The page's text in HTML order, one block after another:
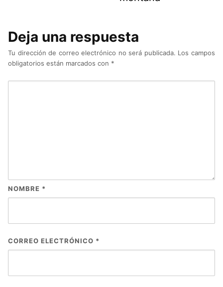
Deja una respuesta
Tu dirección de correo electrónico no será publicada. Los campos
obligatorios están marcados con *
NOMBRE *
CORREO ELECTRÓNICO *